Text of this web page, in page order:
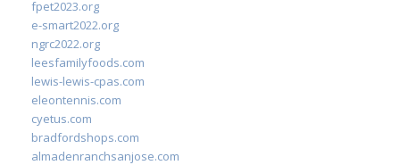
fpet2023.org
e-smart2022.org
ngrc2022.org
leesfamilyfoods.com
lewis-lewis-cpas.com
eleontennis.com
cyetus.com
bradfordshops.com
almadenranchsanjose.com